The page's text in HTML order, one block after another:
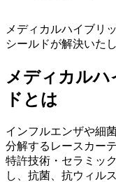
メディカルハイブリ
シールドが解決いた
メディカル
ドとは
インフルエンザや細
分解するレースカーテ
特許技術・セラミッ
し、抗菌、抗ウィル